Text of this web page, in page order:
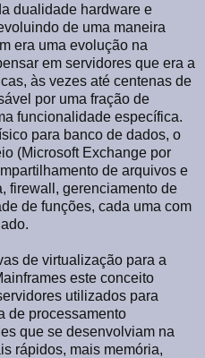
dualidade hardware e
de uma maneira
era uma evolução na
em servidores que era a
às vezes até centenas de
por uma fração de
funcionalidade específica.
para banco de dados, o
(Microsoft Exchange por
de arquivos e
firewall, gerenciamento de
de funções, cada uma com
de virtualização para a
este conceito
utilizados para
de processamento
que se desenvolviam na
rápidos, mais memória,